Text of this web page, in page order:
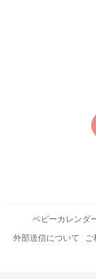
ベビーカレンダ
外部送信について
ご